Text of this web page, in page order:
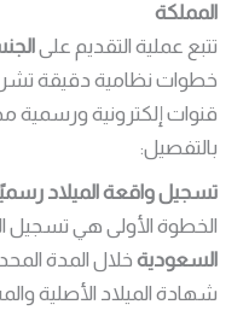
المملكة
تتبع عملية التقديم على
خطوات نظامية دقيقة تشرف
قنوات إلكترونية
بالتفصيل:
تسجيل واقعة الميلاد
الخطوة الأولى هي تسجيل
السعودية خلال المدة
شهادة الميلاد الأصلية